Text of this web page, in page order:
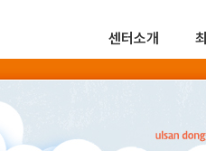
센터소개